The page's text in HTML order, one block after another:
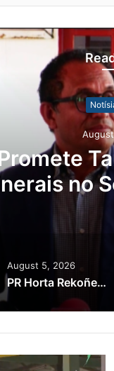
no
August 5, 2026
PR Horta Rekoñese Timoroan Sira Iha Diáspora Nia Kontribuisaun